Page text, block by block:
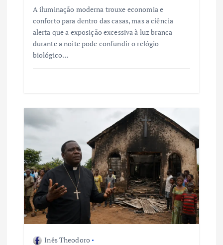
A iluminação moderna trouxe economia e
conforto para dentro das casas, mas a ciência
alerta que a exposição excessiva à luz branca
durante a noite pode confundir o relógio
biológico…
Inês Theodoro